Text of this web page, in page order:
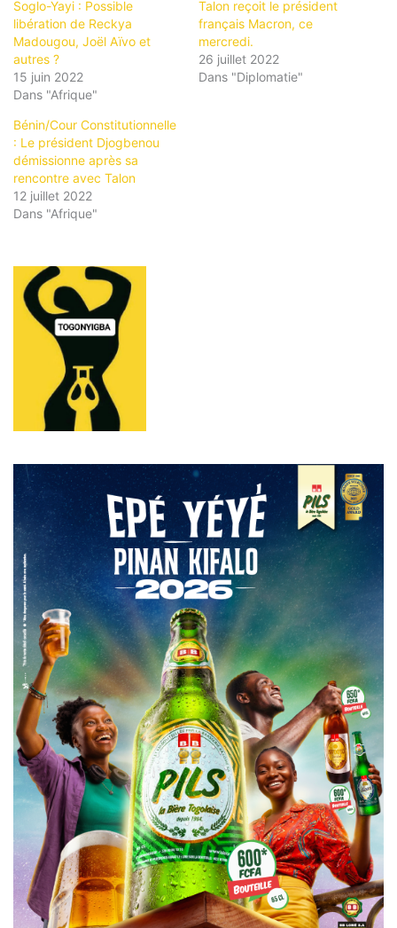
Soglo-Yayi : Possible
libération de Reckya
Madougou, Joël Aïvo et
autres ?
15 juin 2022
Dans "Afrique"
Talon reçoit le président
français Macron, ce
mercredi.
26 juillet 2022
Dans "Diplomatie"
Bénin/Cour Constitutionnelle
: Le président Djogbenou
démissionne après sa
rencontre avec Talon
12 juillet 2022
Dans "Afrique"